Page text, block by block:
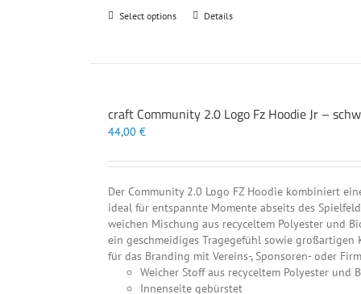
Select options
Dieses
Die
auf
Produktseite
gewählt
werden
Details
craft Community 2.0 Logo Fz Hoodie Jr –
44,00€
Der Community 2.0 Logo FZ Hoodie kombiniert
ideal für entspannte Momente abseits des
weichen Mischung aus recyceltem Polyester und
ein geschmeidiges Tragegefühl sowie
für das Branding mit Vereins-, Sponsoren- oder
Weicher Stoff aus recyceltem Polyester und
Innenseite gebürstet